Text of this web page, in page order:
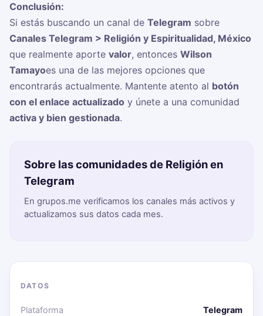
Conclusión:
Si estás buscando un canal de Telegram sobre
Canales Telegram > Religión y Espiritualidad, México
que realmente aporte valor, entonces Wilson
Tamayoes una de las mejores opciones que
encontrarás actualmente. Mantente atento al botón
con el enlace actualizado y únete a una comunidad
activa y bien gestionada.
Sobre las comunidades de Religión en
Telegram
En grupos.me verificamos los canales más activos y
actualizamos sus datos cada mes.
DATOS
Plataforma Telegram